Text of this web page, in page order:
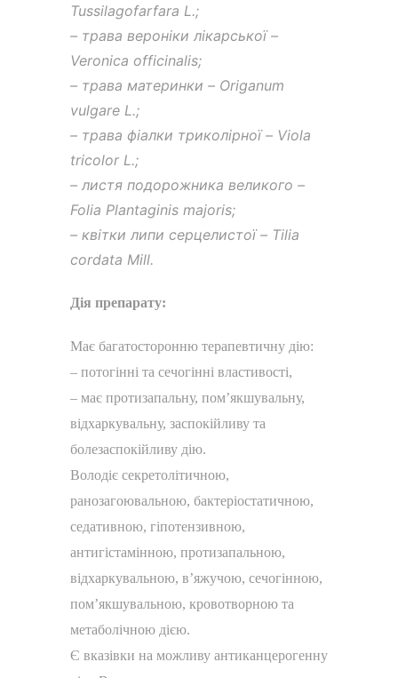
Tussilagofarfara L.;
– трава вероніки лікарської –
Veronica officinalis;
– трава материнки – Origanum
vulgare L.;
– трава фіалки триколірної – Viola
tricolor L.;
– листя подорожника великого –
Folia Plantaginis majoris;
– квітки липи серцелистої – Tilia
cordata Mill.
Дія препарату:
Має багатосторонню терапевтичну дію:
– потогінні та сечогінні властивості,
– має протизапальну, пом’якшувальну,
відхаркувальну, заспокійливу та
болезаспокійливу дію.
Володіє секретолітичною,
ранозагоювальною, бактеріостатичною,
седативною, гіпотензивною,
антигістамінною, протизапальною,
відхаркувальною, в’яжучою, сечогінною,
пом’якшувальною, кровотворною та
метаболічною дією.
Є вказівки на можливу антиканцерогенну